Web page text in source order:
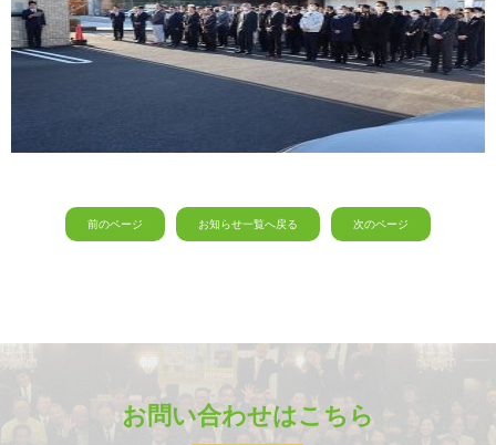
前のページ お知らせ一覧へ戻る 次のページ
お問い合わせはこちら